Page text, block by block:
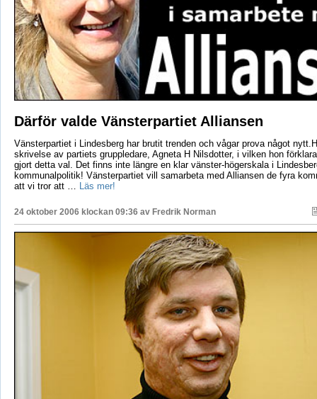
Därför valde Vänsterpartiet Alliansen
Vänsterpartiet i Lindesberg har brutit trenden och vågar prova något
skrivelse av partiets gruppledare, Agneta H Nilsdotter, i vilken hon
gjort detta val. Det finns inte längre en klar vänster-högerskala i
kommunalpolitik! Vänsterpartiet vill samarbeta med Alliansen de fyra
att vi tror att …
Läs mer!
24 oktober 2006 klockan 09:36 av Fredrik Norman